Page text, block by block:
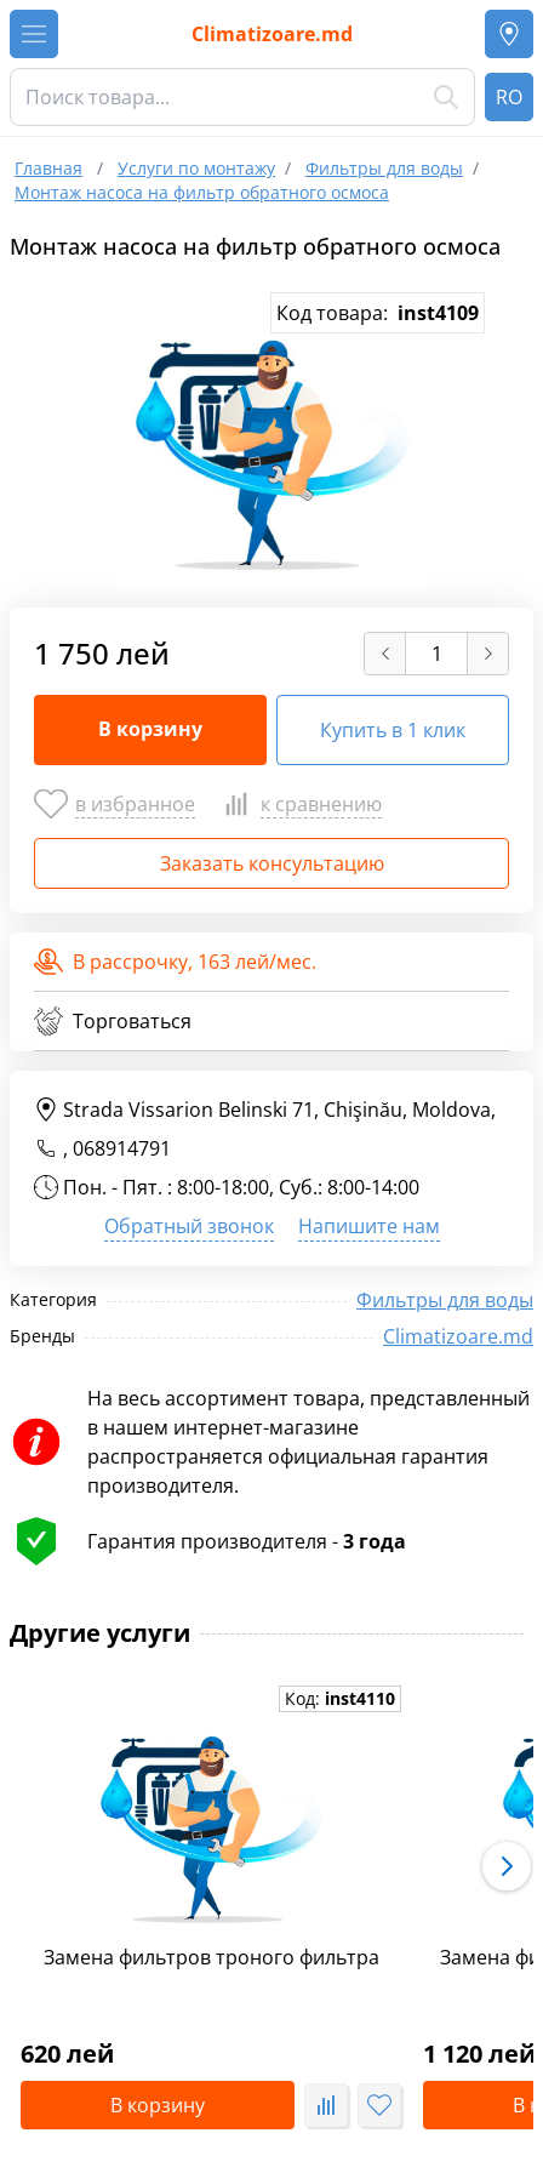
Climatizoare.md
RO
Главная / Услуги по монтажу / Фильтры для воды /
Монтаж насоса на фильтр обратного осмоса
Монтаж насоса на фильтр обратного осмоса
Код товара: inst4109
Категория Фильтры для воды
Бренды Climatizoare.md
На весь ассортимент товара, представленный
в нашем интернет-магазине
распространяется официальная гарантия
производителя.
Гарантия производителя -3 года
1 750 лей
В корзину Купить в 1 клик
в избранное к сравнению
Заказать консультацию
В рассрочку, 163 лей/мес.
Торговаться
Strada Vissarion Belinski 71, Chişinău, Moldova,
, 068914791
Пон. - Пят. : 8:00-18:00, Суб.: 8:00-14:00
Обратный звонок
Напишите нам
Другие услуги
Код: inst4110
Замена фильтров троного фильтра
620 лей
В корзину
Замена
1 120 лей
В